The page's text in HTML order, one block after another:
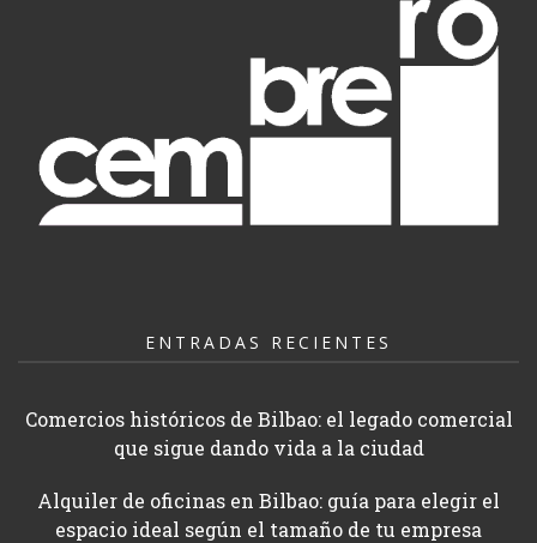
ENTRADAS RECIENTES
Comercios históricos de Bilbao: el legado comercial
que sigue dando vida a la ciudad
Alquiler de oficinas en Bilbao: guía para elegir el
espacio ideal según el tamaño de tu empresa